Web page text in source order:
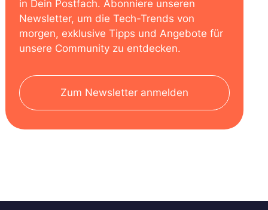
in Dein Postfach. Abonniere unseren
Newsletter, um die Tech-Trends von
morgen, exklusive Tipps und Angebote für
unsere Community zu entdecken.
Zum Newsletter anmelden